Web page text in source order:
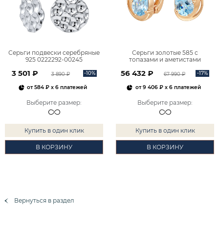
Серьги подвески серебряные
925 0222292-00245
3 501 ₽ 3 890 ₽ -10%
от584 ₽ x 6 платежей
Выберите размер:
Купить в один клик
В КОРЗИНУ
Серьги золотые 585 с
топазами и аметистами
56 432 ₽ 67 990 ₽ -17%
от9 406 ₽x 6 платежей
Выберите размер:
Купить в один клик
В КОРЗИНУ
Вернуться в раздел